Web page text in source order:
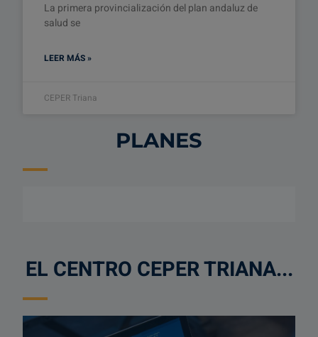
La primera provincialización del plan andaluz de
salud se
LEER MÁS »
CEPER Triana
PLANES
EL CENTRO CEPER TRIANA...